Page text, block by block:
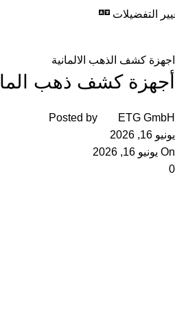
التفضيلات
المدونة
اجهزة كشف الذهب الالمانية
أجهزة كشف ذهب
Posted by
ETG GmbH
يونيو 16, 2026
On يونيو 16, 2026
0